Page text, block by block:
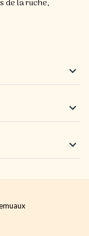
de la ruche,


